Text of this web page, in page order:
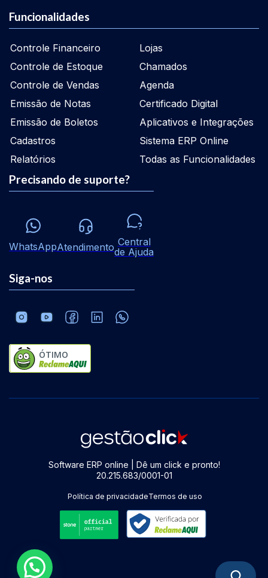
Funcionalidades
Controle Financeiro
Controle de Estoque
Controle de Vendas
Emissão de Notas
Emissão de Boletos
Cadastros
Relatórios
Lojas
Chamados
Agenda
Certificado Digital
Aplicativos e Integrações
Sistema ERP Online
Todas as Funcionalidades
Precisando de suporte?
WhatsAppAtendimento Central
de Ajuda
Siga-nos
ÓTIMO
Software ERP online | Dê um click e pronto!
20.215.683/0001-01
Política de privacidadeTermos de uso